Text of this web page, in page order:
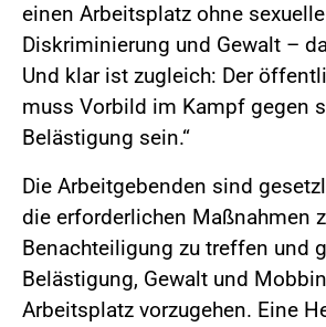
einen Arbeitsplatz ohne
Diskriminierung und Gewalt –
Und klar ist zugleich: Der
muss Vorbild im Kampf gegen
Belästigung sein.“
Die Arbeitgebenden sind
die erforderlichen Maßnahmen
Benachteiligung zu treffen und
Belästigung, Gewalt und
Arbeitsplatz vorzugehen. Eine